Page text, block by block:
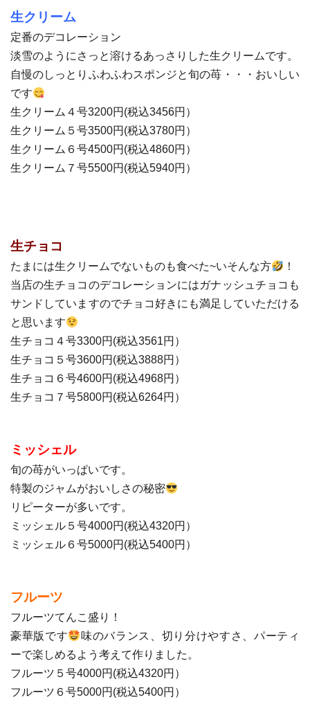
生クリーム
定番のデコレーション
淡雪のようにさっと溶けるあっさりした生クリームです。
自慢のしっとりふわふわスポンジと旬の苺・・・おいしい
です
生クリーム４号3200円(税込3456円）
生クリーム５号3500円(税込3780円）
生クリーム６号4500円(税込4860円）
生クリーム７号5500円(税込5940円）
生チョコ
たまには生クリームでないものも食べた~いそんな方
！
当店の生チョコのデコレーションにはガナッシュチョコも
サンドしていますのでチョコ好きにも満足していただける
と思います
生チョコ４号3300円(税込3561円）
生チョコ５号3600円(税込3888円）
生チョコ６号4600円(税込4968円）
生チョコ７号5800円(税込6264円）
ミッシェル
旬の苺がいっぱいです。
特製のジャムがおいしさの秘密
リピーターが多いです。
ミッシェル５号4000円(税込4320円）
ミッシェル６号5000円(税込5400円）
フルーツ
フルーツてんこ盛り！
豪華版です
味のバランス、切り分けやすさ、パーティ
ーで楽しめるよう考えて作りました。
フルーツ５号4000円(税込4320円）
フルーツ６号5000円(税込5400円）